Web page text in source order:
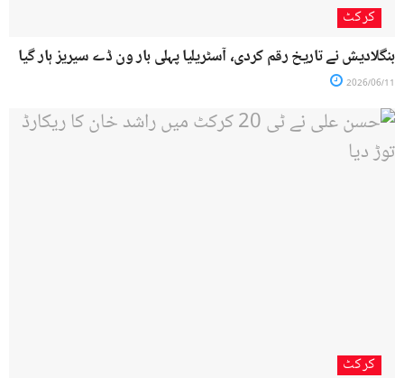
کرکٹ
بنگلادیش نے تاریخ رقم کردی، آسٹریلیا پہلی بار ون ڈے سیریز ہار گیا
2026/06/11
کرکٹ